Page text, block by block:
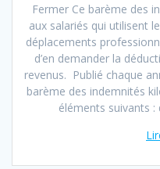
Fermer Ce barème des
aux salariés qui utilisent
déplacements
d’en demander la
revenus. Publié chaque
barème des indemnités
éléments suivants